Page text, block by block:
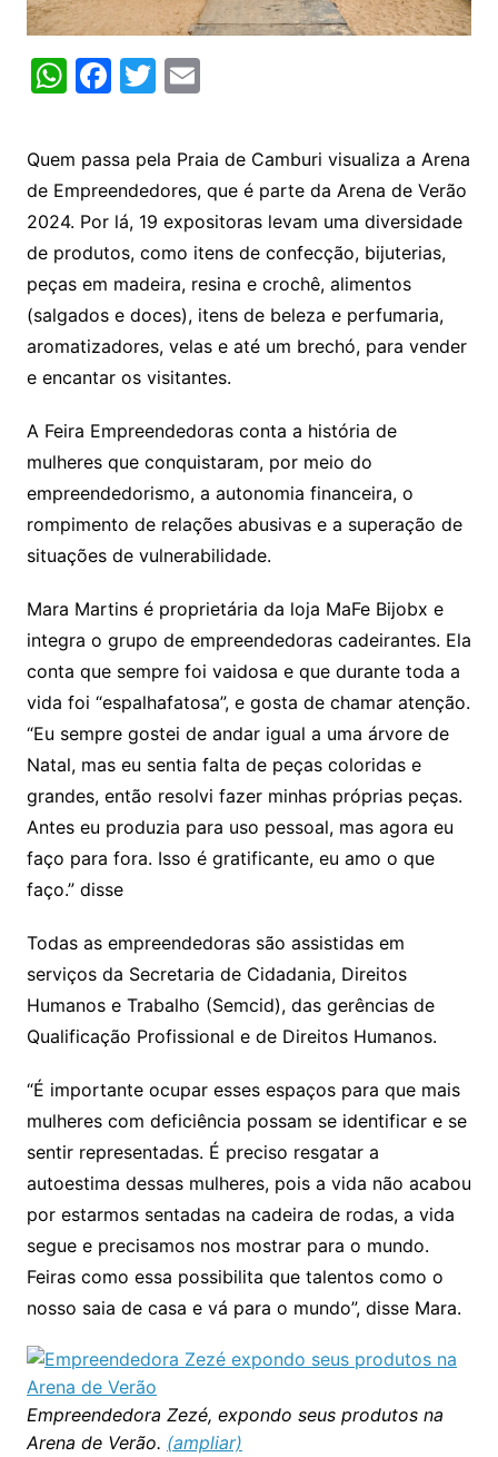
W
at
s
A
p
p
F
c
e
b
o
o
k
T
itt
er
E
ai
l
Quem passa pela Praia de Camburi visualiza a Arena
de Empreendedores, que é parte da Arena de Verão
2024. Por lá, 19 expositoras levam uma diversidade
de produtos, como itens de confecção, bijuterias,
peças em madeira, resina e crochê, alimentos
(salgados e doces), itens de beleza e perfumaria,
aromatizadores, velas e até um brechó, para vender
e encantar os visitantes.
A Feira Empreendedoras conta a história de
mulheres que conquistaram, por meio do
empreendedorismo, a autonomia financeira, o
rompimento de relações abusivas e a superação de
situações de vulnerabilidade.
Mara Martins é proprietária da loja MaFe Bijobx e
integra o grupo de empreendedoras cadeirantes. Ela
conta que sempre foi vaidosa e que durante toda a
vida foi “espalhafatosa”, e gosta de chamar atenção.
“Eu sempre gostei de andar igual a uma árvore de
Natal, mas eu sentia falta de peças coloridas e
grandes, então resolvi fazer minhas próprias peças.
Antes eu produzia para uso pessoal, mas agora eu
faço para fora. Isso é gratificante, eu amo o que
faço.” disse
Todas as empreendedoras são assistidas em
serviços da Secretaria de Cidadania, Direitos
Humanos e Trabalho (Semcid), das gerências de
Qualificação Profissional e de Direitos Humanos.
“É importante ocupar esses espaços para que mais
mulheres com deficiência possam se identificar e se
sentir representadas. É preciso resgatar a
autoestima dessas mulheres, pois a vida não acabou
por estarmos sentadas na cadeira de rodas, a vida
segue e precisamos nos mostrar para o mundo.
Feiras como essa possibilita que talentos como o
nosso saia de casa e vá para o mundo”, disse Mara.
Empreendedora Zezé, expondo seus produtos na
Arena de Verão. (ampliar)